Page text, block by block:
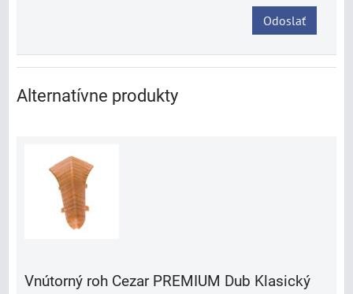
Odoslať
Alternatívne produkty
Vnútorný roh Cezar PREMIUM Dub Klasický